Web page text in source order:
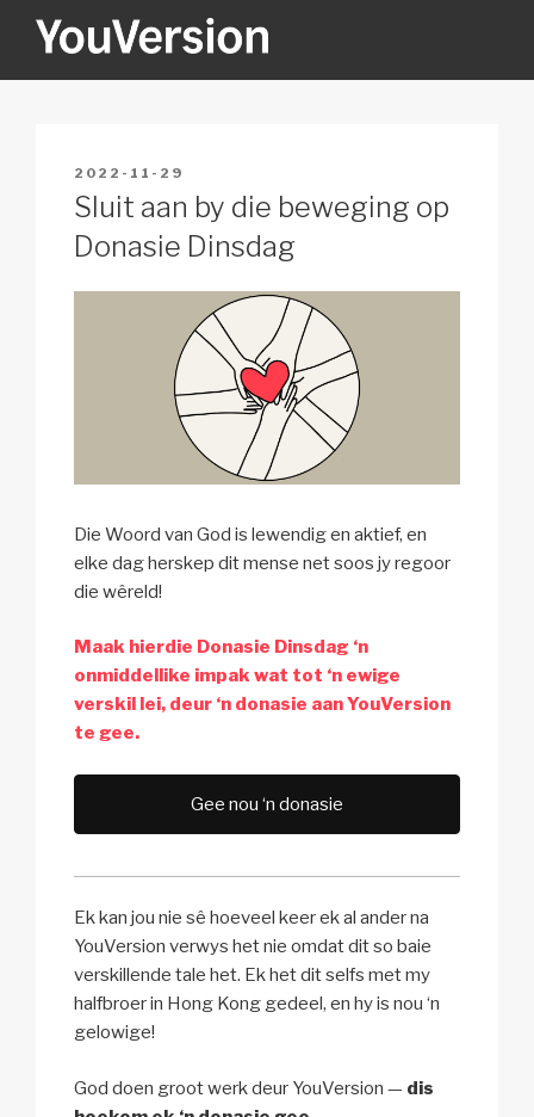
YOUVERSION
POSTED
ON
2022-11-29
Sluit aan by die beweging op
Donasie Dinsdag
Die Woord van God is lewendig en aktief, en
elke dag herskep dit mense net soos jy regoor
die wêreld!
Maak hierdie Donasie Dinsdag ‘n
onmiddellike impak wat tot ‘n ewige
verskil lei, deur ‘n donasie aan YouVersion
te gee.
Gee nou ‘n donasie
Ek kan jou nie sê hoeveel keer ek al ander na
YouVersion verwys het nie omdat dit so baie
verskillende tale het. Ek het dit selfs met my
halfbroer in Hong Kong gedeel, en hy is nou ‘n
gelowige!
God doen groot werk deur YouVersion — dis